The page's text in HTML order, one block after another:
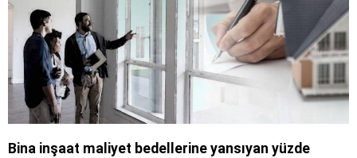
Bina inşaat maliyet bedellerine yansıyan yüzde